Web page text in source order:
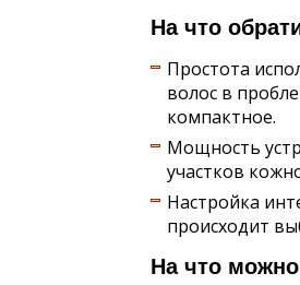
На что
Простота
волос в
компактное.
Мощность
участков
Настройка
происходит
На что